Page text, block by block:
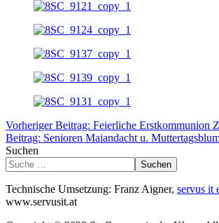
Vorheriger Beitrag: Feierliche Erstkommunion
Beitrag: Senioren Maiandacht u.
Suchen
Suchen
Technische Umsetzung: Franz Aigner, servus it
www.servusit.at